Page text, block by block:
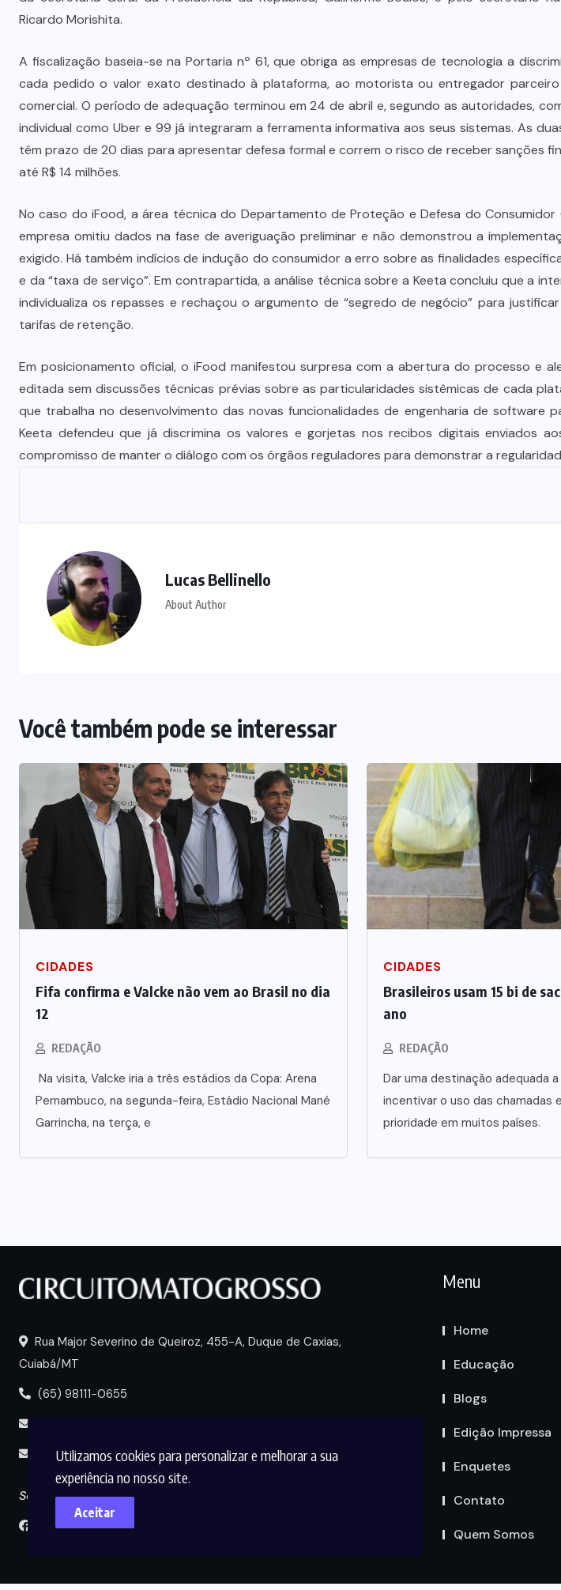
Utilizamos cookies para personalizar e melhorar a sua
experiência no nosso site.
Aceitar
Ricardo Morishita.
A fiscalização baseia-se na Portaria nº 61, que obriga as empresas de tecnologia a
cada pedido o valor exato destinado à plataforma, ao motorista ou entregador
comercial. O período de adequação terminou em 24 de abril e, segundo as autoridades,
individual como Uber e 99 já integraram a ferramenta informativa aos seus sistemas. As
têm prazo de 20 dias para apresentar defesa formal e correm o risco de receber sanções
até R$ 14 milhões.
No caso do iFood, a área técnica do Departamento de Proteção e Defesa do Consumidor
empresa omitiu dados na fase de averiguação preliminar e não demonstrou a
exigido. Há também indícios de indução do consumidor a erro sobre as finalidades
e da “taxa de serviço”. Em contrapartida, a análise técnica sobre a Keeta concluiu que a
individualiza os repasses e rechaçou o argumento de “segredo de negócio” para
tarifas de retenção.
Em posicionamento oficial, o iFood manifestou surpresa com a abertura do processo e
editada sem discussões técnicas prévias sobre as particularidades sistêmicas de cada
que trabalha no desenvolvimento das novas funcionalidades de engenharia de software
Keeta defendeu que já discrimina os valores e gorjetas nos recibos digitais enviados
compromisso de manter o diálogo com os órgãos reguladores para demonstrar a
Lucas Bellinello
About Author
Você também pode se interessar
CIDADES
Fifa confirma e Valcke não vem ao Brasil no dia
12
REDAÇÃO
Na visita, Valcke iria a três estádios da Copa: Arena
Pernambuco, na segunda-feira, Estádio Nacional Mané
Garrincha, na terça, e
CIDADES
Brasileiros usam 15 bi de
ano
REDAÇÃO
Dar uma destinação adequada
incentivar o uso das chamadas
prioridade em muitos países.
Vale-refeição cobre apenas 9 dias
úteis de alimentação em Mato
Grosso, aponta levantamento
6 DE AGOSTO DE 2026
à perda do cargo
6 DE
Rua Major Severino de Queiroz, 455-A, Duque de Caxias,
Cuiabá/MT
(65) 98111-0655
midia@circuitomt.com.br
Seguir
Menu
Home
Educação
Blogs
Edição Impressa
Enquetes
Contato
Quem Somos